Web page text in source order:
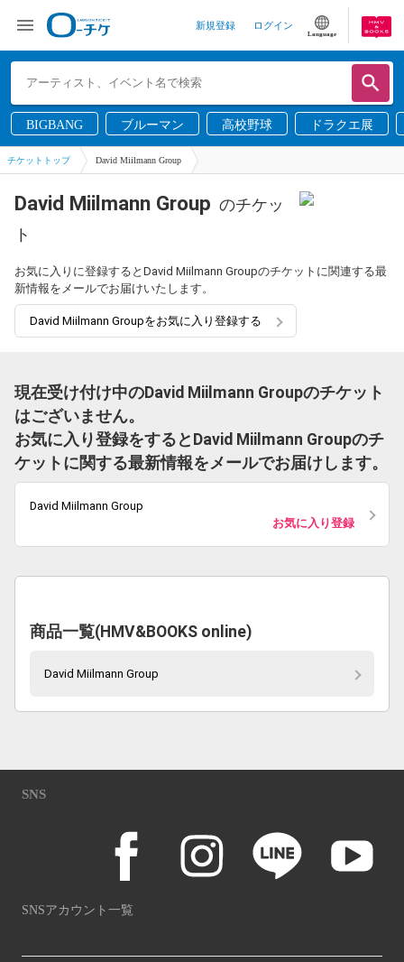
新規登録 ログイン
Language
BIGBANG ブルーマン 高校野球 ドラクエ展
チケットトップ David Miilmann Group
David Miilmann Group のチケッ
ト
お気に入りに登録するとDavid Miilmann Groupのチケットに関連する最
新情報をメールでお届けいたします。
David Miilmann Groupをお気に入り登録する
現在受け付け中のDavid Miilmann Groupのチケット
はございません。
お気に入り登録をするとDavid Miilmann Groupのチ
ケットに関する最新情報をメールでお届けします。
David Miilmann Group
お気に入り登録
商品一覧(HMV&BOOKS online)
David Miilmann Group
SNS
SNSアカウント一覧